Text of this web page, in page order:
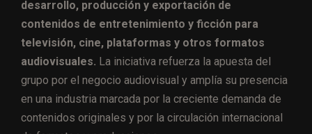
desarrollo, producción y exportación de
contenidos de entretenimiento y ficción para
televisión, cine, plataformas y otros formatos
audiovisuales. La iniciativa refuerza la apuesta del
grupo por el negocio audiovisual y amplía su presencia
en una industria marcada por la creciente demanda de
contenidos originales y por la circulación internacional